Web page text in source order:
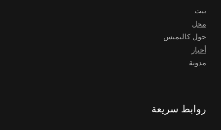
بيت
محل
حول كاليميس
أخبار
مدونة
روابط سريعة